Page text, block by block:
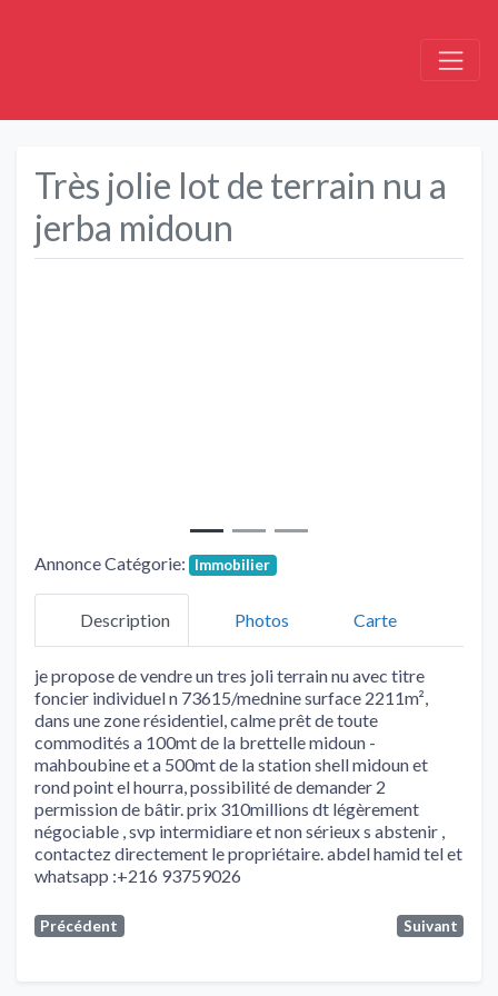
Très jolie lot de terrain nu a
jerba midoun
Annonce Catégorie: Immobilier
Description Photos Carte
je propose de vendre un tres joli terrain nu avec titre
foncier individuel n 73615/mednine surface 2211m²,
dans une zone résidentiel, calme prêt de toute
commodités a 100mt de la brettelle midoun -
mahboubine et a 500mt de la station shell midoun et
rond point el hourra, possibilité de demander 2
permission de bâtir. prix 310millions dt légèrement
négociable , svp intermidiare et non sérieux s abstenir ,
contactez directement le propriétaire. abdel hamid tel et
whatsapp :+216 93759026
Précédent Suivant